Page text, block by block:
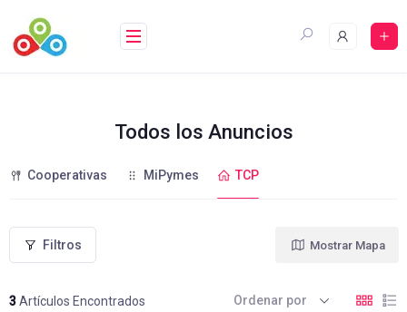
contenido
Todos los Anuncios
Cooperativas MiPymes TCP
Filtros
3Artículos Encontrados
Mostrar Mapa
Ordenar por